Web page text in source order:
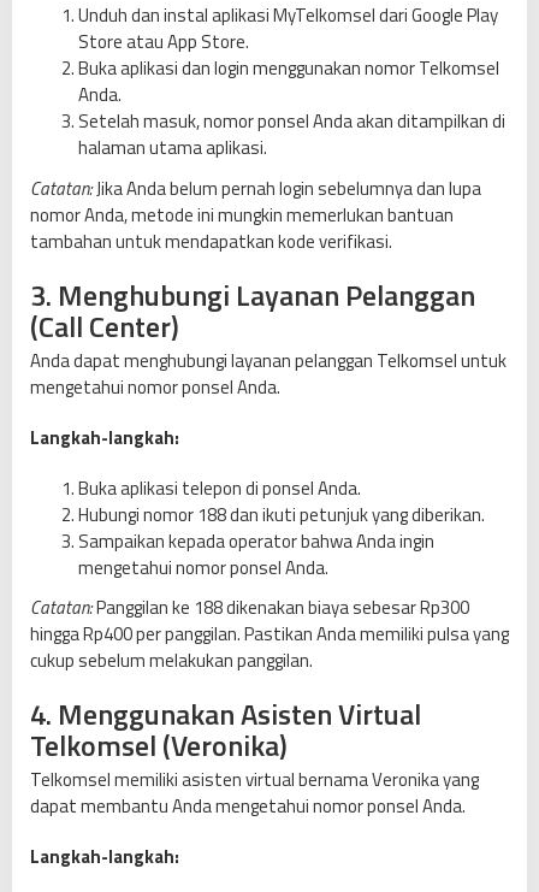
Unduh dan instal aplikasi MyTelkomsel dari Google Play
Store atau App Store.
Buka aplikasi dan login menggunakan nomor Telkomsel
Anda.
Setelah masuk, nomor ponsel Anda akan ditampilkan di
halaman utama aplikasi.
Catatan:Jika Anda belum pernah login sebelumnya dan lupa
nomor Anda, metode ini mungkin memerlukan bantuan
tambahan untuk mendapatkan kode verifikasi.
3. Menghubungi Layanan Pelanggan
(Call Center)
Anda dapat menghubungi layanan pelanggan Telkomsel untuk
mengetahui nomor ponsel Anda.
Langkah-langkah:
Buka aplikasi telepon di ponsel Anda.
Hubungi nomor 188 dan ikuti petunjuk yang diberikan.
Sampaikan kepada operator bahwa Anda ingin
mengetahui nomor ponsel Anda.
Catatan:Panggilan ke 188 dikenakan biaya sebesar Rp300
hingga Rp400 per panggilan. Pastikan Anda memiliki pulsa yang
cukup sebelum melakukan panggilan.
4. Menggunakan Asisten Virtual
Telkomsel (Veronika)
Telkomsel memiliki asisten virtual bernama Veronika yang
dapat membantu Anda mengetahui nomor ponsel Anda.
Langkah-langkah: